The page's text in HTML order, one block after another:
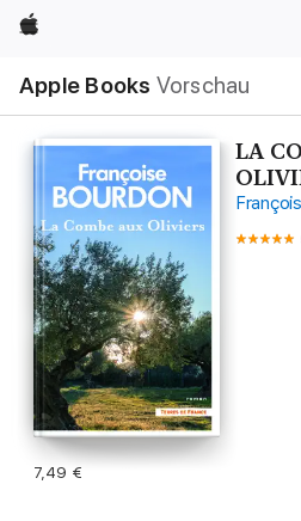
Apple
Apple Books Vorschau
Navigation
Menü
öffnen
LA
7,49 €